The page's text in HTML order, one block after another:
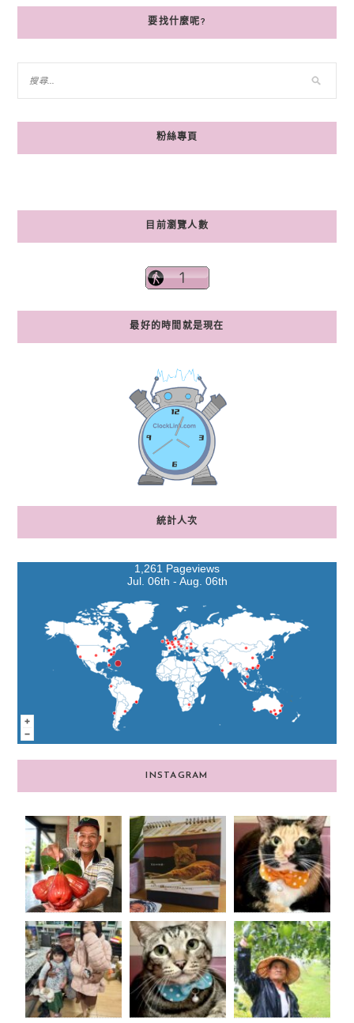
要找什麼呢?
粉絲專頁
目前瀏覽人數
最好的時間就是現在
統計人次
1,261 Pageviews
Jul. 06th - Aug. 06th
INSTAGRAM